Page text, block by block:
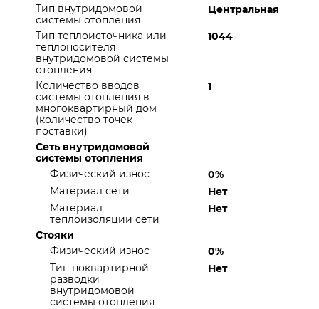
Тип внутридомовой
системы отопления
Центральная
Тип теплоисточника или
теплоносителя
внутридомовой системы
отопления
1044
Количество вводов
системы отопления в
многоквартирный дом
(количество точек
поставки)
1
Сеть внутридомовой
системы отопления
Физический износ
0%
Материал сети
Нет
Материал
теплоизоляции сети
Нет
Стояки
Физический износ
0%
Тип поквартирной
разводки
внутридомовой
системы отопления
Нет